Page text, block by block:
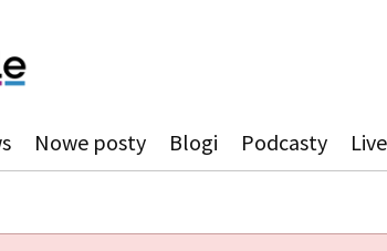
Nowe posty Blogi Podcasty Live